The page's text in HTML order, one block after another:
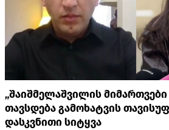
„შაიშმელაშვილის
თავსდება გამოხატვის
დასკვნითი სიტყვა